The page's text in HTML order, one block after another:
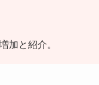
加と紹介。